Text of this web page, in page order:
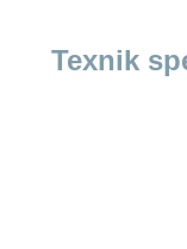
Texnik